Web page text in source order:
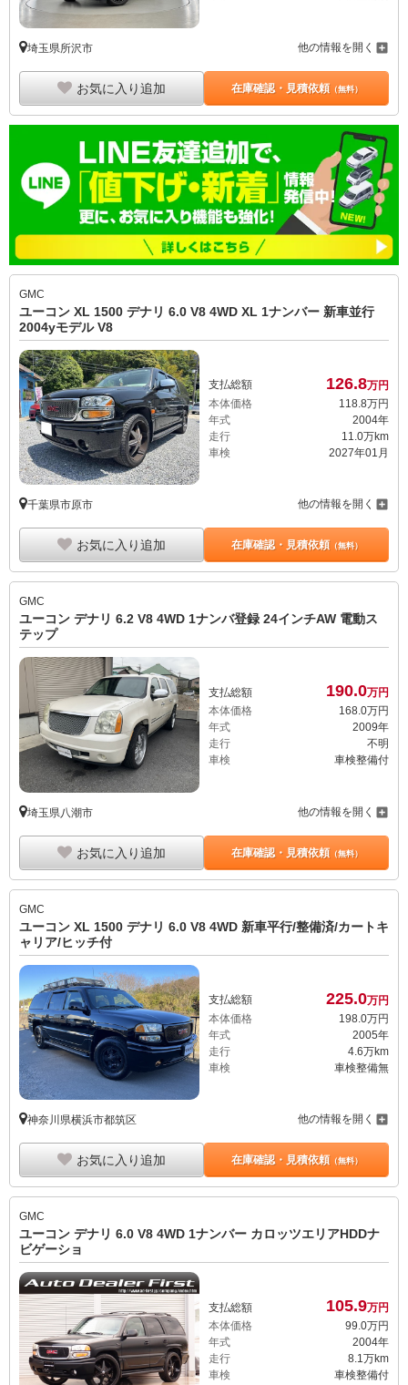
埼玉県所沢市 他の情報を開く
お気に入り追加 在庫確認・見積依頼（無料）
GMC
ユーコン XL 1500 デナリ 6.0 V8 4WD XL 1ナンバー 新車並行
2004yモデル V8
支払総額 126.8万円
本体価格
118. 8万円
年式
2004年
走行
11.0万km
車検
2027年01月
千葉県市原市 他の情報を開く
お気に入り追加 在庫確認・見積依頼（無料）
GMC
ユーコン デナリ 6.2 V8 4WD 1ナンバ登録 24インチAW 電動ス
テップ
支払総額 190.0万円
本体価格
168.0万円
年式
2009年
走行
不明
車検
車検整備付
埼玉県八潮市 他の情報を開く
お気に入り追加 在庫確認・見積依頼（無料）
GMC
ユーコン XL 1500 デナリ 6.0 V8 4WD 新車平行/整備済/カートキ
ャリア/ヒッチ付
支払総額 225.0万円
本体価格
198. 0万円
年式
2005年
走行
4.6万km
車検
車検整備無
神奈川県横浜市都筑区 他の情報を開く
お気に入り追加 在庫確認・見積依頼（無料）
GMC
ユーコン デナリ 6.0 V8 4WD 1ナンバー カロッツエリアHDDナ
ビゲーショ
支払総額 105.9万円
本体価格
99.0万円
年式
2004年
走行
8.1万km
車検
車検整備付